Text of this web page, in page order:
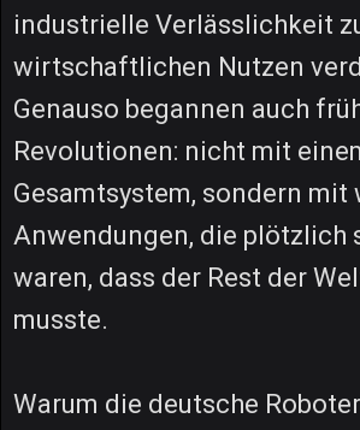
industrielle Verlässlichkeit
wirtschaftlichen Nutzen
Genauso begannen auch
Revolutionen: nicht mit
Gesamtsystem, sondern mit
Anwendungen, die plötzlich
waren, dass der Rest der
musste.
Warum die deutsche